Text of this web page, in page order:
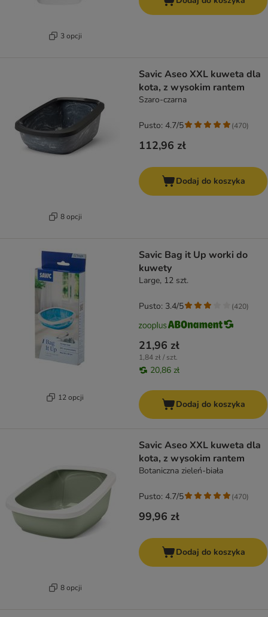
3 opcji
8 opcji
Savic Aseo XXL kuweta dla
kota, z wysokim rantem
Szaro-czarna
112,96 zł
Pusto: 4.7/5 (470)
Dodaj do koszyka
12 opcji
Savic Bag it Up worki do
kuwety
Large, 12 szt.
21,96 zł
1,84 zł / szt.
20,86 zł
Pusto: 3.4/5 (420)
Dodaj do koszyka
8 opcji
Savic Aseo XXL kuweta dla
kota, z wysokim rantem
Botaniczna zieleń-biała
99,96 zł
Pusto: 4.7/5 (470)
Dodaj do koszyka